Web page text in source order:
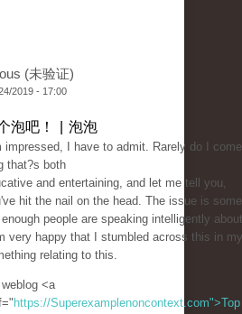
(未验证)
2019 - 17:00
泡吧！ | 泡泡
impressed, I have to admit. Rarely do I
that?s both
and entertaining, and let me tell you,
hit the nail on the head. The issue is
enough people are speaking intelligently
very happy that I stumbled across this in
relating to this.
weblog <a
https://Superexamplenoncontext.com">Top